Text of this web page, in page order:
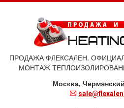
ПРОДАЖА ФЛЕКСАЛЕН.
МОНТАЖ
Москва,